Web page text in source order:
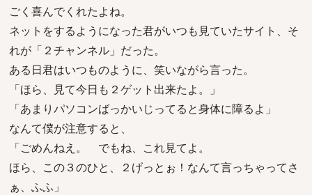
ごく喜んでくれたよね。
ネットをするようになった君がいつも見ていたサイト、そ
れが「２チャンネル」だった。
ある日君はいつものように、笑いながら言った。
「ほら、見て今日も２ゲット出来たよ。」
「あまりパソコンばっかいじってると身体に障るよ」
なんて僕が注意すると、
「ごめんねえ。 でもね、これ見てよ。
ほら、この３のひと、２げっとぉ！なんて言っちゃってさ
ぁ、ふふ」